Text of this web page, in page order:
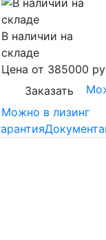
В наличии на
складе
Цена от 385000
Заказать
Можно в лизинг